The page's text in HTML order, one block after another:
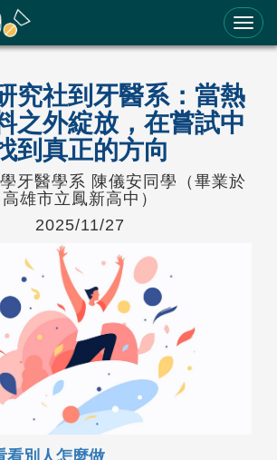
中育才輔助系統
究社到牙醫系：當熱
之外綻放，在嘗試中
到真正的方向
牙醫學系 陳儀安同學（畢業於
高雄市立鳳新高中）
2025/11/27